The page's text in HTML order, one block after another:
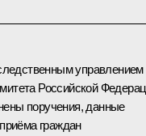
управлением
Российской
поручения, данные
граждан